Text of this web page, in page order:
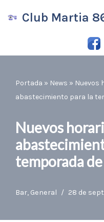
contenido
Club Martia
Portada » News » Nuevos
abastecimiento para la
Nuevos
temporada
Bar, General 28 de